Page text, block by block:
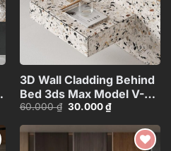
3D Wall Cladding Behind
Bed 3ds Max Model V-
Ray Realistic
Render_4444
60.000₫ Giá
là:
60.000 ₫.
30.000₫Giá
hiện
tại
là:
30.000 ₫.